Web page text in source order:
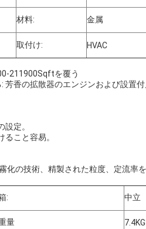
材料: 金属
取付け:
HVAC
211900Sqftを覆う
芳香の拡散器のエンジンおよび設置
定。
こと容易。
化の技術、精製された粒度、定流率を
: 中立
量